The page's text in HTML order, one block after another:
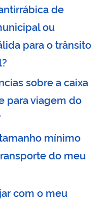
de
ou
para o trânsito
sobre a caixa
para viagem do
mínimo
do meu
com o meu